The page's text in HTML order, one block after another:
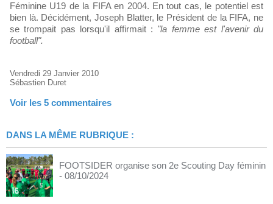
Féminine U19 de la FIFA en 2004. En tout cas, le potentiel est
bien là. Décidément, Joseph Blatter, le Président de la FIFA, ne
se trompait pas lorsqu'il affirmait : "la femme est l'avenir du
football".
Vendredi 29 Janvier 2010
Sébastien Duret
Voir les 5 commentaires
DANS LA MÊME RUBRIQUE :
FOOTSIDER organise son 2e Scouting Day féminin
- 08/10/2024